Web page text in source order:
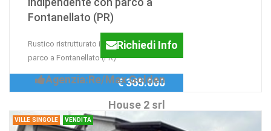
Fontanellato (PR)
Rustico ristrutturato indipendente con
parco a Fontanellato (PR)
Richiedi Info
Agenzia:Re/Max Golden
House 2 srl
€ 365.000
VILLE SINGOLE VENDITA